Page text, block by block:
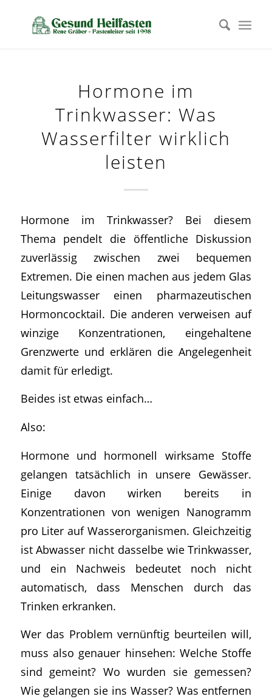
Hormone im
Trinkwasser: Was
Wasserfilter wirklich
leisten
Hormone im Trinkwasser? Bei diesem
Thema pendelt die öffentliche Diskussion
zuverlässig zwischen zwei bequemen
Extremen. Die einen machen aus jedem Glas
Leitungswasser einen pharmazeutischen
Hormoncocktail. Die anderen verweisen auf
winzige Konzentrationen, eingehaltene
Grenzwerte und erklären die Angelegenheit
damit für erledigt.
Beides ist etwas einfach…
Also:
Hormone und hormonell wirksame Stoffe
gelangen tatsächlich in unsere Gewässer.
Einige davon wirken bereits in
Konzentrationen von wenigen Nanogramm
pro Liter auf Wasserorganismen. Gleichzeitig
ist Abwasser nicht dasselbe wie Trinkwasser,
und ein Nachweis bedeutet noch nicht
automatisch, dass Menschen durch das
Trinken erkranken.
Wer das Problem vernünftig beurteilen will,
muss also genauer hinsehen: Welche Stoffe
sind gemeint? Wo wurden sie gemessen?
Wie gelangen sie ins Wasser? Was entfernen